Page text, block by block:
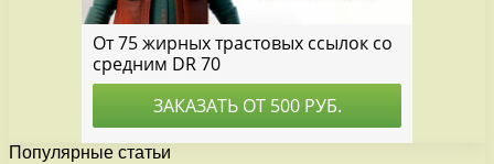
Популярные статьи